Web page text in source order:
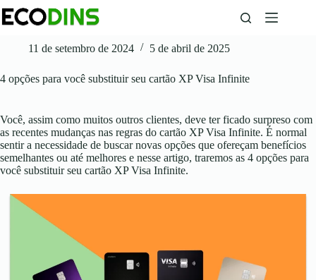
Pular
para
conteúdo11 de setembro de 2024 5 de abril de 2025
4 opções para você substituir seu cartão XP Visa Infinite
Você, assim como muitos outros clientes, deve ter ficado surpreso com
as recentes mudanças nas regras do cartão XP Visa Infinite. É normal
sentir a necessidade de buscar novas opções que ofereçam benefícios
semelhantes ou até melhores e nesse artigo, traremos as 4 opções para
você substituir seu cartão XP Visa Infinite.